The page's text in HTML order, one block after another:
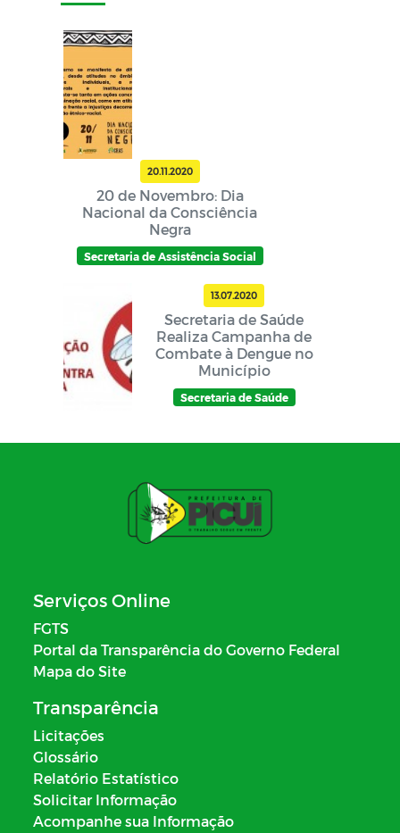
20.11.2020
20 de Novembro: Dia
Nacional da Consciência
Negra
Secretaria de Assistência Social
13.07.2020
Secretaria de Saúde
Realiza Campanha de
Combate à Dengue no
Município
Secretaria de Saúde
Serviços Online
FGTS
Portal da Transparência do Governo Federal
Mapa do Site
Transparência
Licitações
Glossário
Relatório Estatístico
Solicitar Informação
Acompanhe sua Informação